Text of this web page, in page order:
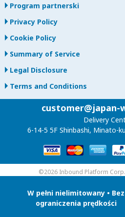
Program partnerski
Privacy Policy
Cookie Policy
Summary of Service
Legal Disclosure
Terms and Conditions
customer@japan-
Delivery
6-14-5 5F Shinbashi, Minato-
©2026 Inbound Platform
W pełni nielimitowany • Bez
ograniczenia prędkości